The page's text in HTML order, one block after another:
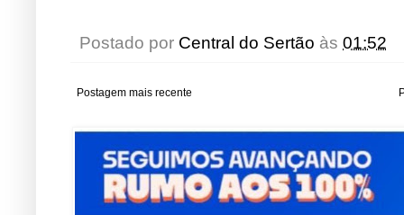
Postado por Central do Sertão às 01:52
Postagem mais recente